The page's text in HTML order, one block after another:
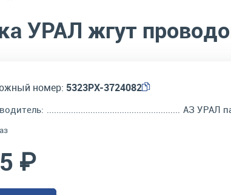
УРАЛ жгут
номер: 5323РХ-3724082
АЗ УРАЛ
₽